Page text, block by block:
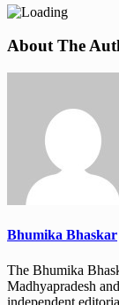
About The
Bhumika Bhaskar
The Bhumika
Madhyapradesh
independent